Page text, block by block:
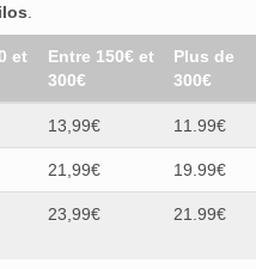
et
Entre 150€ et
300€
Plus de
300€
13,99€ 11.99€
21,99€ 19.99€
23,99€ 21.99€